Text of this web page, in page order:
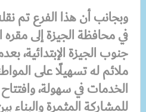
وبجانب أن هذا الفرع تم
في محافظة الجيزة إلى
جنوب الجيزة الإبتدائية،
ملائم له تسهيلًا على
الخدمات في سهولة،
للمشاركة المثمرة والبناء